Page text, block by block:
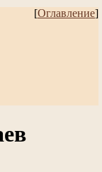
[Оглавление]